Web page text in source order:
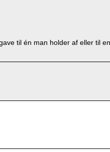
til én man holder af eller til